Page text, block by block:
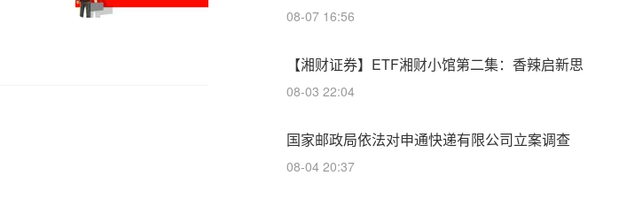
08-07 16:56
【湘财证券】ETF湘财小馆第二集：香辣启新思
08-03 22:04
国家邮政局依法对申通快递有限公司立案调查
08-04 20:37